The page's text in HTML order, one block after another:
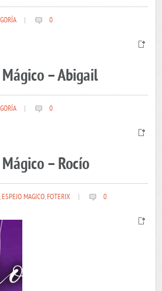
0
– Abigail
0
– Rocío
,ESPEJO MAGICO,FOTERIX 0